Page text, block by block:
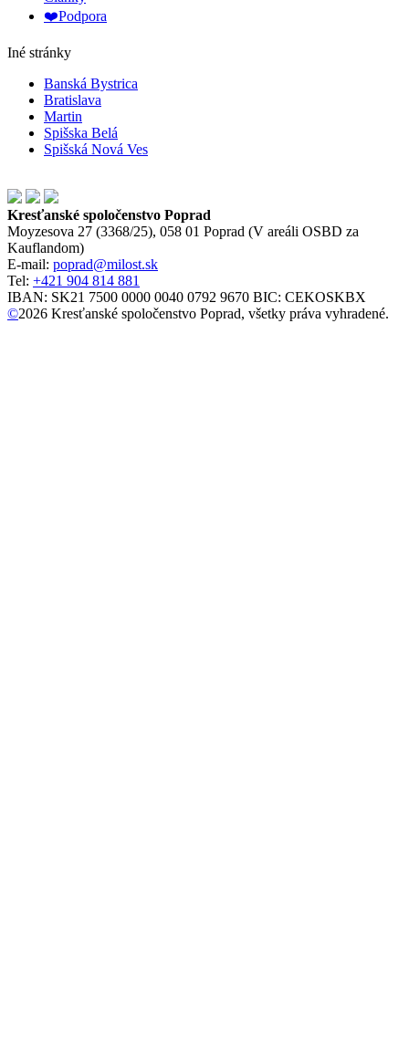
❤️Podpora
Iné stránky
Banská Bystrica
Bratislava
Martin
Spišska Belá
Spišská Nová Ves
Kresťanské spoločenstvo Poprad
Moyzesova 27 (3368/25), 058 01 Poprad (V areáli OSBD za
Kauflandom)
E-mail: poprad@milost.sk
Tel: +421 904 814 881
IBAN: SK21 7500 0000 0040 0792 9670 BIC: CEKOSKBX
©2026 Kresťanské spoločenstvo Poprad, všetky práva vyhradené.